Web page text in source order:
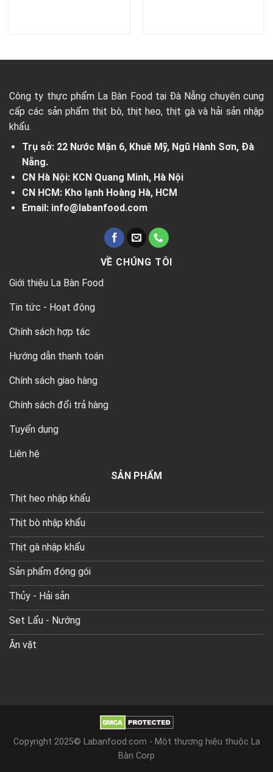
Công ty thực phẩm La Bàn Food tại Đà Nẵng chuyên cung
cấp các sản phẩm thịt bò, thịt heo, thịt gà và hải sản nhập
khẩu.
Trụ sở: 22 Nước Mặn 6, Khuê Mỹ, Ngũ Hành Sơn, Đà
Nẵng.
CN Hà Nội: KCN Quang Minh, Hà Nội
CN HCM: Kho lạnh Hoàng Hà, HCM
Email: info@labanfood.com
VỀ CHÚNG TÔI
Giới thiệu La Bàn Food
Tin tức - Hoạt động
Chính sách hợp tác
Hướng dẫn thanh toán
Chính sách giao hàng
Chính sách đổi trả hàng
Tuyển dụng
Liên hệ
SẢN PHẨM
Thịt heo nhập khẩu
Thịt bò nhập khẩu
Thịt gà nhập khẩu
Sản phẩm đóng gói
Thủy - Hải sản
Set Lẩu - Nướng
Ăn vặt
Copyright 2025© Labanfood.com - Một thương hiệu thuộc La
Bàn Corp